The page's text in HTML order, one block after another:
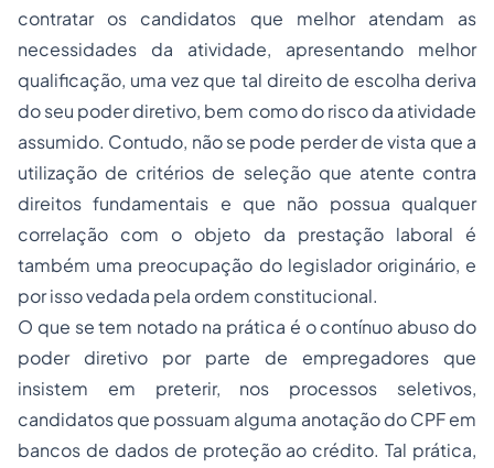
contratar os candidatos que melhor atendam as
necessidades da atividade, apresentando melhor
qualificação, uma vez que tal direito de escolha deriva
do seu poder diretivo, bem como do risco da atividade
assumido. Contudo, não se pode perder de vista que a
utilização de critérios de seleção que atente contra
direitos fundamentais e que não possua qualquer
correlação com o objeto da prestação laboral é
também uma preocupação do legislador originário, e
por isso vedada pela ordem constitucional.
O que se tem notado na prática é o contínuo abuso do
poder diretivo por parte de empregadores que
insistem em preterir, nos processos seletivos,
candidatos que possuam alguma anotação do CPF em
bancos de dados de proteção ao crédito. Tal prática,